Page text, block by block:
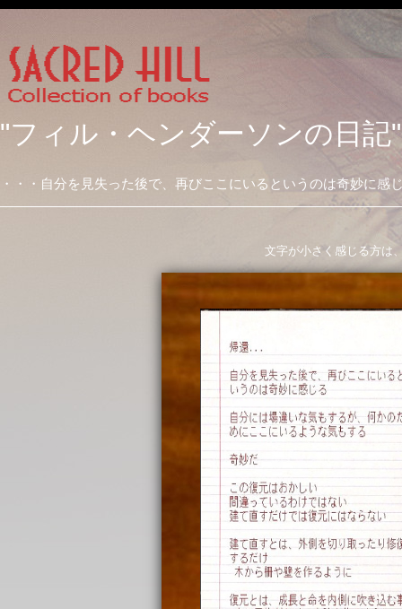
"フィル・ヘンダーソンの日記"
・・・自分を見失った後で、再びここにいるというのは奇妙に
文字が小さく感じる方は